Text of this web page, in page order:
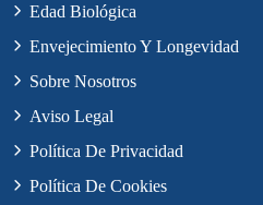
Edad Biológica
Envejecimiento Y Longevidad
Sobre Nosotros
Aviso Legal
Política De Privacidad
Política De Cookies